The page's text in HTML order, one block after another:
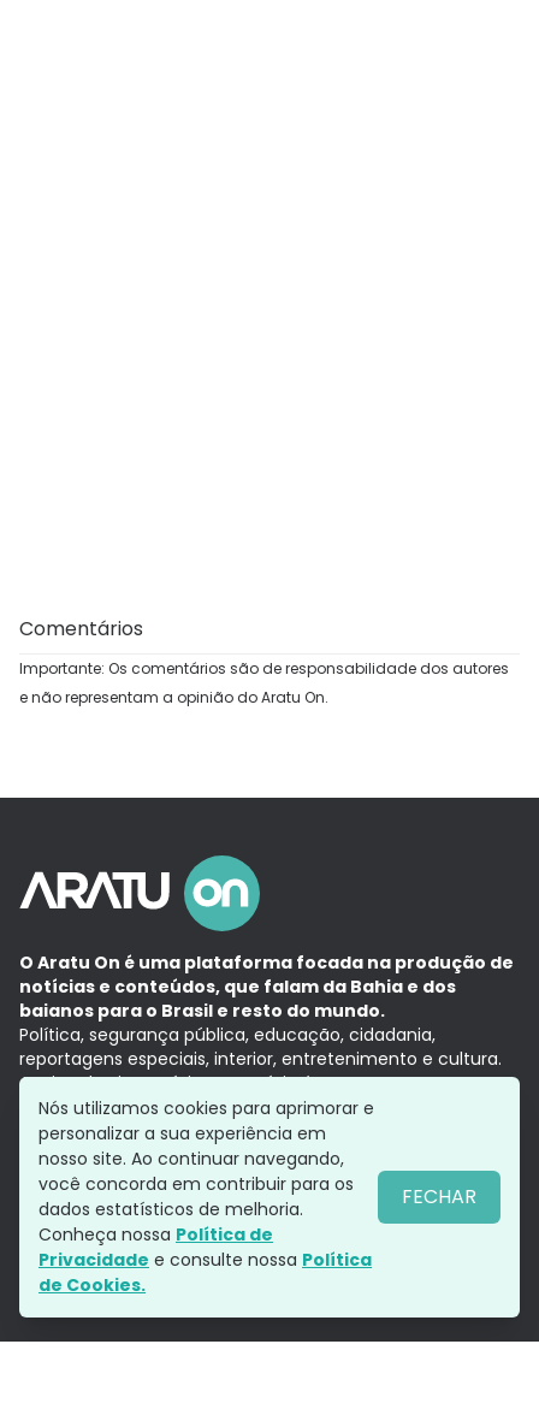
Comentários
Importante: Os comentários são de responsabilidade dos autores
e não representam a opinião do Aratu On.
O Aratu On é uma plataforma focada na produção de
notícias e conteúdos, que falam da Bahia e dos
baianos para o Brasil e resto do mundo.
Política, segurança pública, educação, cidadania,
reportagens especiais, interior, entretenimento e cultura.
Aqui, tudo vira notícia e a notícia é no tempo presente,
com a credibilidade do Grupo Aratu.
Grupo Aratu
Política de privacidade
Siga-nos
Nós utilizamos cookies para aprimorar e
personalizar a sua experiência em
nosso site. Ao continuar navegando,
você concorda em contribuir para os
dados estatísticos de melhoria.
Conheça nossa Política de
Privacidade e consulte nossa Política
de Cookies.
FECHAR